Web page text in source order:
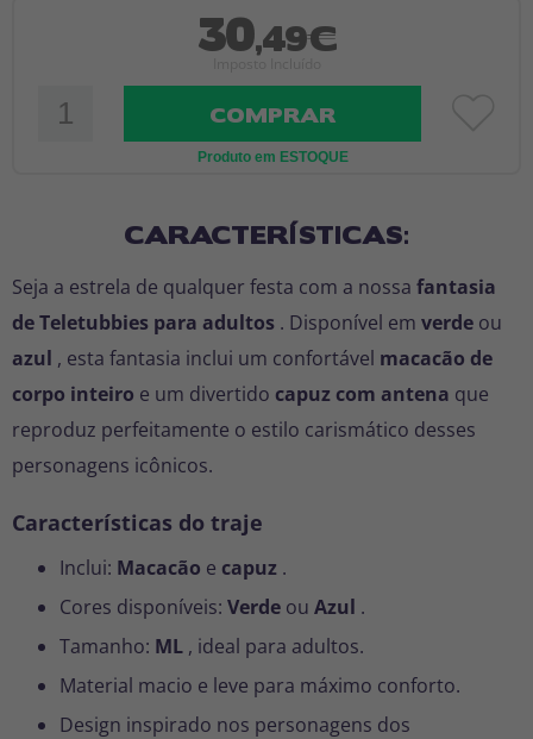
30,49€
COMPRAR
Produto em ESTOQUE
CARACTERÍSTICAS:
Seja a estrela de qualquer festa com a nossa fantasia
de Teletubbies para adultos . Disponível em verde ou
azul , esta fantasia inclui um confortável macacão de
corpo inteiro e um divertido capuz com antena que
reproduz perfeitamente o estilo carismático desses
personagens icônicos.
Características do traje
Inclui: Macacão e capuz .
Cores disponíveis: Verde ou Azul .
Tamanho: ML , ideal para adultos.
Material macio e leve para máximo conforto.
Design inspirado nos personagens dos